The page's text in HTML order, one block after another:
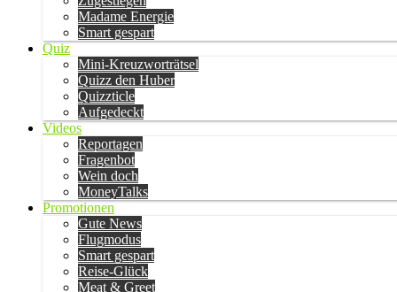
Madame Energie
Smart gespart
Quiz
Mini-Kreuzworträtsel
Quizz den Huber
Quizzticle
Aufgedeckt
Videos
Reportagen
Fragenbot
Wein doch
MoneyTalks
Promotionen
Gute News
Flugmodus
Smart gespart
Reise-Glück
Meat & Greet